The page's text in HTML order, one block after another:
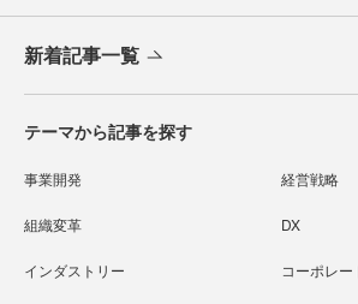
新着記事一覧
テーマから記事を探す
事業開発 経営戦略
組織変革 DX
インダストリー コーポレ